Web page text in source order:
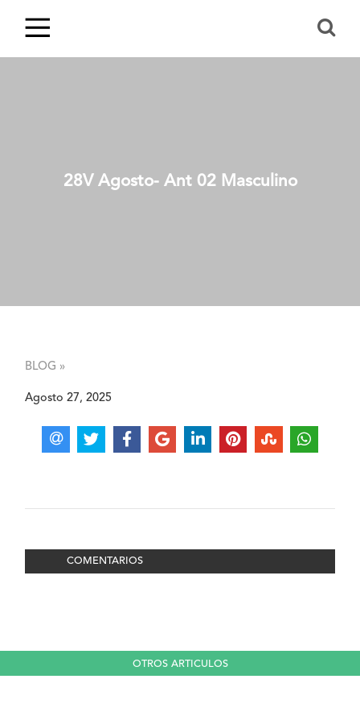
28V Agosto- Ant 02 Masculino
BLOG »
Agosto 27, 2025
COMENTARIOS
OTROS ARTICULOS